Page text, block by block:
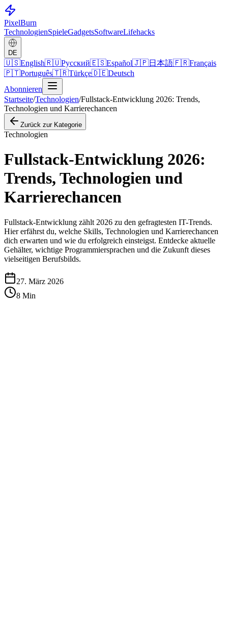
PixelBurn
TechnologienSpieleGadgetsSoftwareLifehacks
DE
🇺🇸English🇷🇺Русский🇪🇸Español🇯🇵日本語🇫🇷Français
🇵🇹Português🇹🇷Türkçe🇩🇪Deutsch
Abonnieren
Startseite/Technologien/Fullstack-Entwicklung 2026: Trends,
Technologien und Karrierechancen
Zurück zur Kategorie
Technologien
Fullstack-Entwicklung 2026:
Trends, Technologien und
Karrierechancen
Fullstack-Entwicklung zählt 2026 zu den gefragtesten IT-Trends.
Hier erfährst du, welche Skills, Technologien und Karrierechancen
dich erwarten und wie du erfolgreich einsteigst. Entdecke aktuelle
Gehälter, wichtige Programmiersprachen und die Zukunft dieses
vielseitigen Berufsbilds.
27. März 2026
8 Min